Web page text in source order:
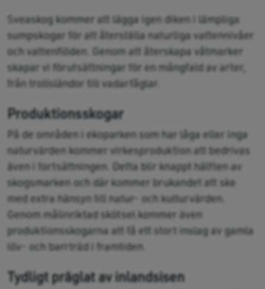
Sveaskog kommer att lägga igen diken i lämpliga
sumpskogar för att återställa naturliga vattennivåer
och vattenflöden. Genom att återskapa våtmarker
skapar vi förutsättningar för en mångfald av arter,
från trollsländor till vadarfåglar.
Produktionsskogar
På de områden i ekoparken som har låga eller inga
naturvärden kommer virkesproduktion att bedrivas
även i fortsättningen. Detta blir knappt hälften av
skogsmarken och där kommer brukandet att ske
med extra hänsyn till natur- och kulturvärden.
Genom målinriktad skötsel kommer även
produktionsskogarna att få ett stort inslag av gamla
löv- och barrträd i framtiden.
Tydligt präglat av inlandsisen